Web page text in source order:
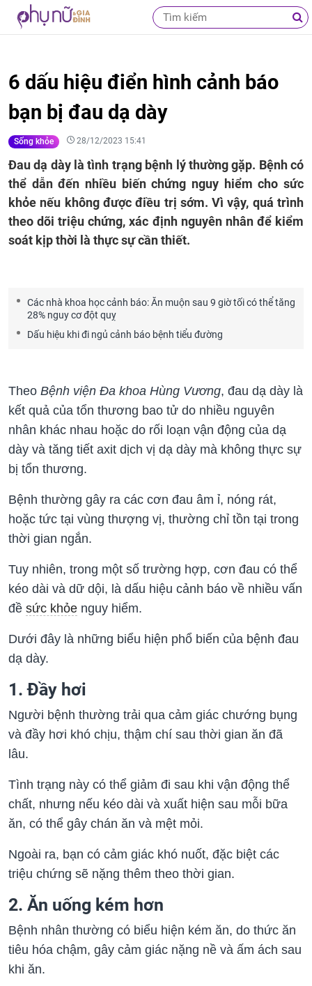
6 dấu hiệu điển hình cảnh báo
bạn bị đau dạ dày
Sống khỏe 28/12/2023 15:41
Đau dạ dày là tình trạng bệnh lý thường gặp. Bệnh có
thể dẫn đến nhiều biến chứng nguy hiểm cho sức
khỏe nếu không được điều trị sớm. Vì vậy, quá trình
theo dõi triệu chứng, xác định nguyên nhân để kiểm
soát kịp thời là thực sự cần thiết.
Các nhà khoa học cảnh báo: Ăn muộn sau 9 giờ tối có thể tăng
28% nguy cơ đột quỵ
Dấu hiệu khi đi ngủ cảnh báo bệnh tiểu đường
Theo Bệnh viện Đa khoa Hùng Vương, đau dạ dày là
kết quả của tổn thương bao tử do nhiều nguyên
nhân khác nhau hoặc do rối loạn vận động của dạ
dày và tăng tiết axit dịch vị dạ dày mà không thực sự
bị tổn thương.
Bệnh thường gây ra các cơn đau âm ỉ, nóng rát,
hoặc tức tại vùng thượng vị, thường chỉ tồn tại trong
thời gian ngắn.
Tuy nhiên, trong một số trường hợp, cơn đau có thể
kéo dài và dữ dội, là dấu hiệu cảnh báo về nhiều vấn
đề sức khỏe nguy hiểm.
Dưới đây là những biểu hiện phổ biến của bệnh đau
dạ dày.
1. Đầy hơi
Người bệnh thường trải qua cảm giác chướng bụng
và đầy hơi khó chịu, thậm chí sau thời gian ăn đã
lâu.
Tình trạng này có thể giảm đi sau khi vận động thể
chất, nhưng nếu kéo dài và xuất hiện sau mỗi bữa
ăn, có thể gây chán ăn và mệt mỏi.
Ngoài ra, bạn có cảm giác khó nuốt, đặc biệt các
triệu chứng sẽ nặng thêm theo thời gian.
2. Ăn uống kém hơn
Bệnh nhân thường có biểu hiện kém ăn, do thức ăn
tiêu hóa chậm, gây cảm giác nặng nề và ấm ách sau
khi ăn.